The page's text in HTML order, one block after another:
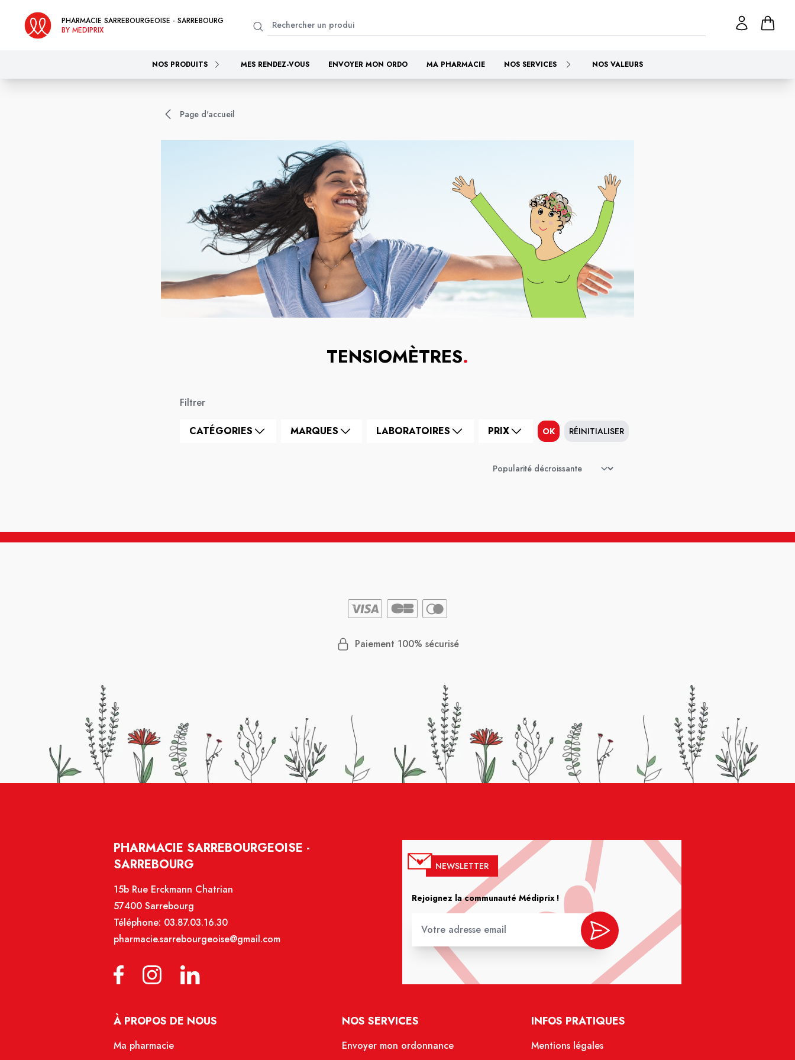
PHARMACIE SARREBOURGEOISE - SARREBOURG
BY MEDIPRIX
NOS PRODUITS MES RENDEZ-VOUS ENVOYER MON ORDO MA PHARMACIE NOS SERVICES NOS VALEURS
Page d'accueil
TENSIOMÈTRES.
Filtrer
CATÉGORIES MARQUES LABORATOIRES PRIX OK RÉINITIALISER
Paiement 100% sécurisé
PHARMACIE SARREBOURGEOISE -
SARREBOURG
15b Rue Erckmann Chatrian
57400 Sarrebourg
Téléphone: 03.87.03.16.30
pharmacie.sarrebourgeoise@gmail.com
NEWSLETTER
Rejoignez la communauté Médiprix !
À PROPOS DE NOUS
Ma pharmacie
NOS SERVICES
Envoyer mon ordonnance
INFOS PRATIQUES
Mentions légales